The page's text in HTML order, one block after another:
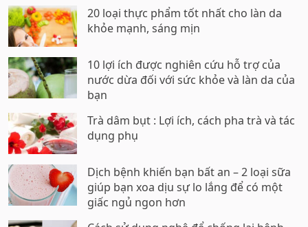
20 loại thực phẩm tốt nhất cho làn da
khỏe mạnh, sáng mịn
10 lợi ích được nghiên cứu hỗ trợ của
nước dừa đối với sức khỏe và làn da của
bạn
Trà dâm bụt : Lợi ích, cách pha trà và tác
dụng phụ
Dịch bệnh khiến bạn bất an – 2 loại sữa
giúp bạn xoa dịu sự lo lắng để có một
giấc ngủ ngon hơn